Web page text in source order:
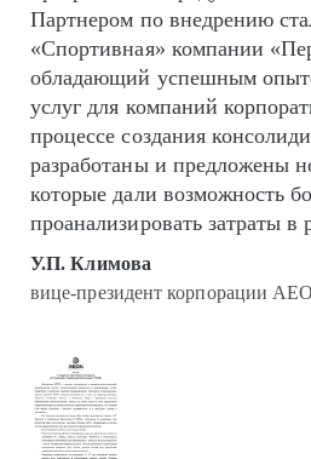
Партнером по внедрению
«Спортивная» компании
обладающий успешным
услуг для компаний
процессе создания
разработаны и предложены
которые дали возможность
проанализировать затраты в
У.П. Климова
вице-президент корпорации